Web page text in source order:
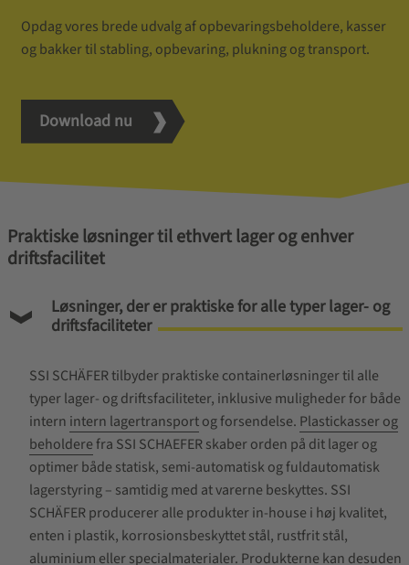
Opdag vores brede udvalg af opbevaringsbeholdere, kasser
og bakker til stabling, opbevaring, plukning og transport.
Download nu
Praktiske løsninger til ethvert lager og enhver
driftsfacilitet
Løsninger, der er praktiske for alle typer lager- og
driftsfaciliteter
SSI SCHÄFER tilbyder praktiske containerløsninger til alle
typer lager- og driftsfaciliteter, inklusive muligheder for både
intern intern lagertransportog forsendelse. Plastickasser og
beholderefra SSI SCHAEFER skaber orden på dit lager og
optimer både statisk, semi-automatisk og fuldautomatisk
lagerstyring – samtidig med at varerne beskyttes. SSI
SCHÄFER producerer alle produkter in-house i høj kvalitet,
enten i plastik, korrosionsbeskyttet stål, rustfrit stål,
aluminium eller specialmaterialer. Produkterne kan desuden